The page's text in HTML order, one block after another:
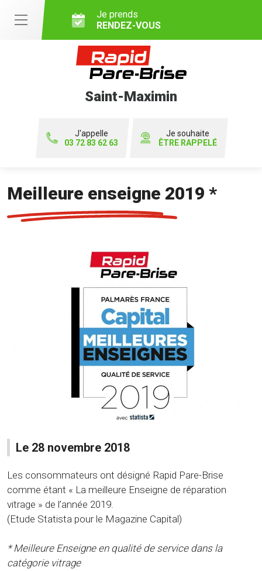
Je prends
RENDEZ-VOUS
Saint-Maximin
J'appelle
03 72 83 62 63
Je souhaite
ÊTRE RAPPELÉ
Meilleure enseigne 2019 *
Le 28 novembre 2018
Les consommateurs ont désigné Rapid Pare-Brise
comme étant « La meilleure Enseigne de réparation
vitrage » de l’année 2019.
(Etude Statista pour le Magazine Capital)
* Meilleure Enseigne en qualité de service dans la
catégorie vitrage